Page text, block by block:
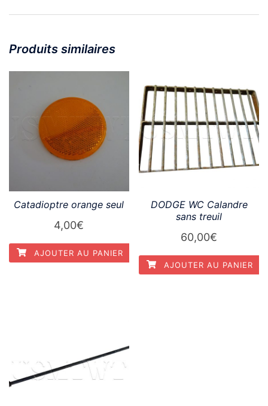
Produits similaires
Catadioptre orange seul
4,00€
AJOUTER AU PANIER
DODGE WC Calandre
sans treuil
60,00€
AJOUTER AU PANIER